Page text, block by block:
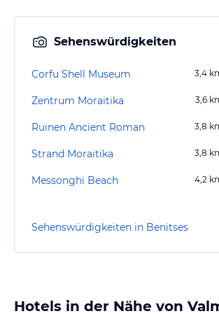
Sehenswürdigkeiten
Corfu Shell Museum 3,4
Zentrum Moraitika 3,6
Ruinen Ancient Roman 3,8
Strand Moraitika 3,8
Messonghi Beach 4,2
Sehenswürdigkeiten in Benitses
Hotels in der Nähe von